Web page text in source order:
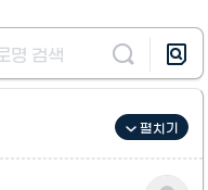
펼치기